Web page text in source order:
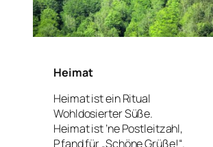
Heimat
Heimat ist ein Ritual
Wohldosierter Süße.
Heimat ist ’ne Postleitzahl,
Pfand für „Schöne Grüße!“.